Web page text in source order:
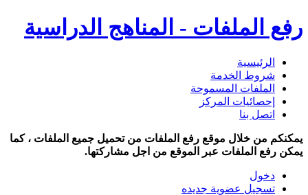
رفع الملفات - المناهج الدراسية
الرئيسية
شروط الخدمة
الملفات المسموحة
إحصائيات المركز
اتصل بنا
يمكنكم من خلال موقع رفع الملفات من تحميل جميع الملفات ، كما
يمكن رفع الملفات عبر الموقع من اجل مشاركتها.
دخول
تسجيل عضوية جديده